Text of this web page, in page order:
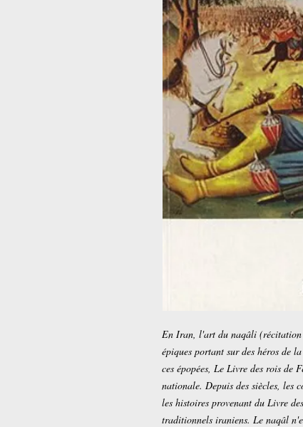
En Iran, l'art du naqâli (récitation
épiques portant sur des héros de
ces épopées, Le Livre des rois de
nationale. Depuis des siècles, les
les histoires provenant du Livre
traditionnels iraniens. Le naqâl